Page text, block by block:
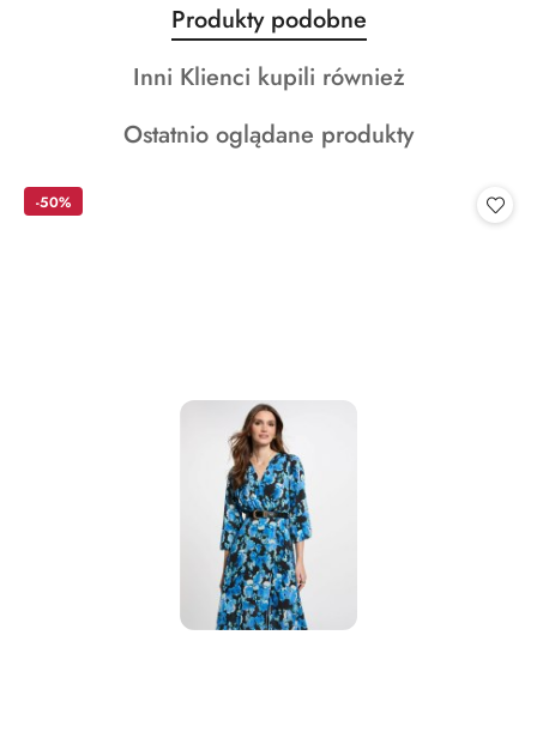
Pomiń karuzelę produktów
Produkty
o
statusie:
Produkty podobne
Produkty
statusie:
Inni Klienci kupili również
Produkty
Ostatnio oglądane produkty
-50%